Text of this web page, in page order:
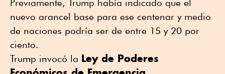
Previamente, Trump había indicado que el
nuevo arancel base para ese centenar y medio
de naciones podría ser de entre 15 y 20 por
ciento.
Trump invocó la Ley de Poderes